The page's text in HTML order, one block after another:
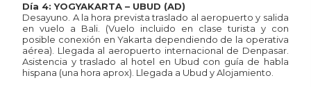
Día 4: YOGYAKARTA – UBUD (AD)
Desayuno. A la hora prevista traslado al aeropuerto y salida
en vuelo a Bali. (Vuelo incluido en clase turista y con
posible conexión en Yakarta dependiendo de la operativa
aérea). Llegada al aeropuerto internacional de Denpasar.
Asistencia y traslado al hotel en Ubud con guía de habla
hispana (una hora aprox). Llegada a Ubud y Alojamiento.